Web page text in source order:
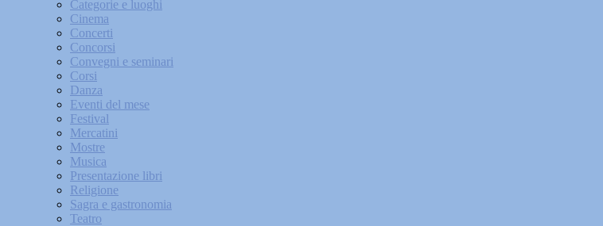
Categorie e luoghi
Cinema
Concerti
Concorsi
Convegni e seminari
Corsi
Danza
Eventi del mese
Festival
Mercatini
Mostre
Musica
Presentazione libri
Religione
Sagra e gastronomia
Teatro